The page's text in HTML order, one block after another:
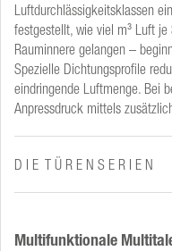
Luftdurchlässigkeitsklassen
festgestellt, wie viel m³ Luft
Rauminnere gelangen –
Spezielle Dichtungsprofile
eindringende Luftmenge. Bei
Anpressdruck mittels
D I E T Ü R E N S E R I E N
Multifunktionale